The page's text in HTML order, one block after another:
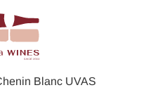
Blanc UVAS